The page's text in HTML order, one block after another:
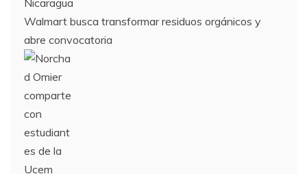
Walmart busca transformar residuos orgánicos y
abre convocatoria